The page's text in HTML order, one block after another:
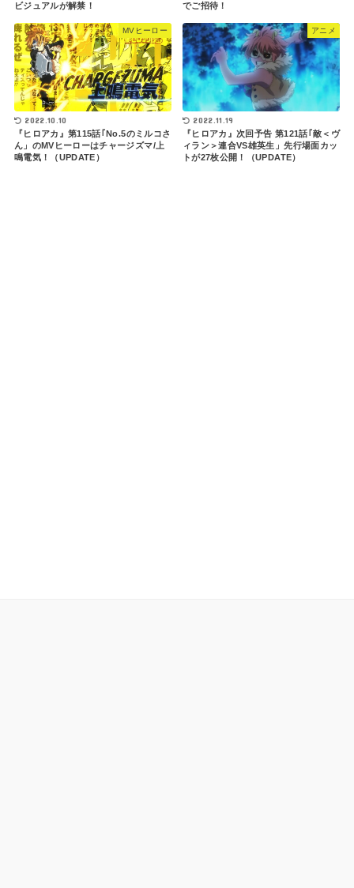
ビジュアルが解禁！
でご招待！
MVヒーロー
2022.10.10
『ヒロアカ』第115話｢No.5のミルコさ
ん」のMVヒーローはチャージズマ/上
鳴電気！（UPDATE）
アニメ
2022.11.19
『ヒロアカ』次回予告 第121話｢敵＜ヴ
ィラン＞連合VS雄英生」先行場面カッ
トが27枚公開！（UPDATE）